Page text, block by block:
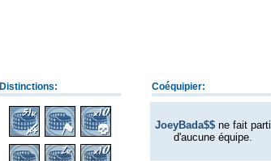
Distinctions: Coéquipier:
JoeyBada$$ ne fait parti
d'aucune équipe.